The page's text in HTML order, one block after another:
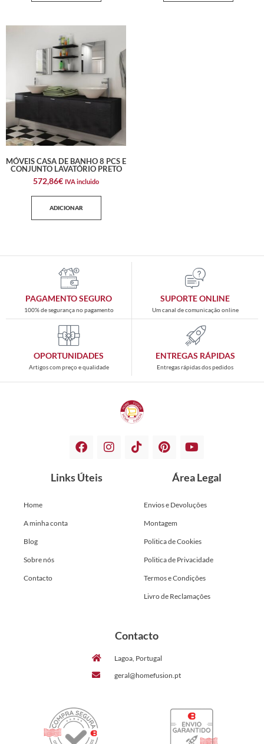
MÓVEIS CASA DE BANHO 8 PCS E
CONJUNTO LAVATÓRIO PRETO
572,86€ IVA incluido
ADICIONAR
PAGAMENTO SEGURO
100% de segurança no pagamento
SUPORTE ONLINE
Um canal de comunicação online
OPORTUNIDADES
Artigos com preço e qualidade
ENTREGAS RÁPIDAS
Entregas rápidas dos pedidos
Links Úteis
Home
A minha conta
Blog
Sobre nós
Contacto
Área Legal
Envios e Devoluções
Montagem
Politica de Cookies
Politica de Privacidade
Termos e Condições
Livro de Reclamações
Contacto
Lagoa, Portugal
geral@homefusion.pt